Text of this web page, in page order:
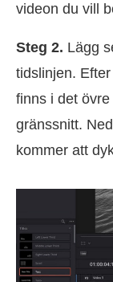
videon du vill
Steg 2. Lägg
tidslinjen. Efter
finns i det
gränssnitt.
kommer att